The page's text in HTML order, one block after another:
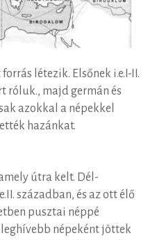
létezik. Elsőnek i.e.I-II.
róluk., majd germán és
azokkal a népekkel
hazánkat.
útra kelt. Dél-
században, és az ott élő
pusztai néppé
népeként jöttek